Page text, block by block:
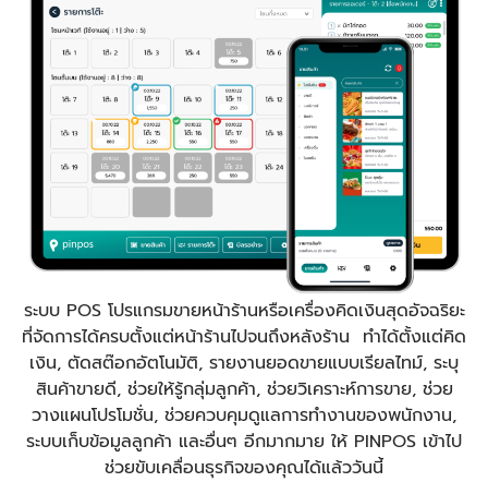
ระบบ POS โปรแกรมขายหน้าร้านหรือเครื่องคิดเงินสุดอัจฉริยะ
ที่จัดการได้ครบตั้งแต่หน้าร้านไปจนถึงหลังร้าน ทำได้ตั้งแต่คิด
เงิน, ตัดสต๊อกอัตโนมัติ, รายงานยอดขายแบบเรียลไทม์, ระบุ
สินค้าขายดี, ช่วยให้รู้กลุ่มลูกค้า, ช่วยวิเคราะห์การขาย, ช่วย
วางแผนโปรโมชั่น, ช่วยควบคุมดูแลการทำงานของพนักงาน,
ระบบเก็บข้อมูลลูกค้า และอื่นๆ อีกมากมาย ให้ PINPOS เข้าไป
ช่วยขับเคลื่อนธุรกิจของคุณได้แล้ววันนี้